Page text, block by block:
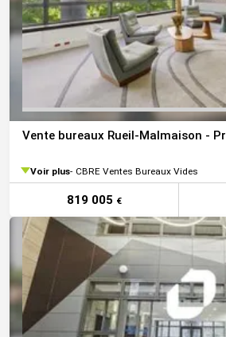
Vente bureaux Rueil-Malmaison -
Voir plus CBRE Ventes Bureaux Vides
819 005 €